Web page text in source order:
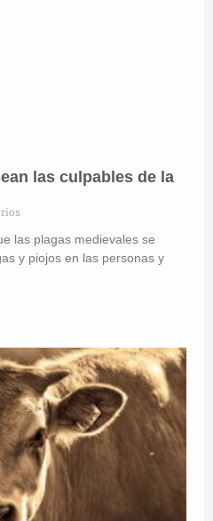
las culpables de la
las plagas medievales se
y piojos en las personas y